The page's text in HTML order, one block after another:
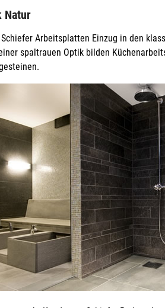
Natur
Arbeitsplatten Einzug in den
spaltrauen Optik bilden